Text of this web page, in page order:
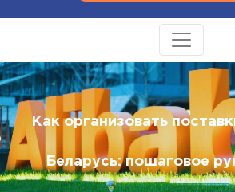
Как организовать
Беларусь: пошаговое